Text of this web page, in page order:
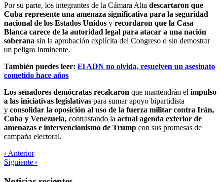
Por su parte, los integrantes de la Cámara Alta descartaron que
Cuba represente una amenaza significativa para la seguridad
nacional de los Estados Unidos y recordaron que la Casa
Blanca carece de la autoridad legal para atacar a una nación
soberana sin la aprobación explícita del Congreso o sin demostrar
un peligro inminente.
También puedes leer: El ADN no olvida, resuelven un asesinato
cometido hace años
Los senadores demócratas recalcaron que mantendrán el impulso
a las iniciativas legislativas para sumar apoyo bipartidista
y consolidar la oposición al uso de la fuerza militar contra Irán,
Cuba y Venezuela, contrastando la actual agenda exterior de
amenazas e intervencionismo de Trump con sus promesas de
campaña electoral.
‹ Anterior
Siguiente ›